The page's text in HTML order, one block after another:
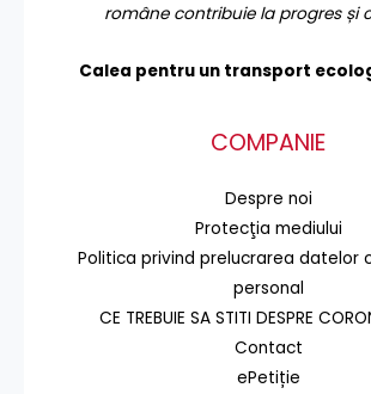
române contribuie la progres și
Calea pentru un transport
COMPANIE
Despre noi
Protecţia mediului
Politica privind prelucrarea datelor
personal
CE TREBUIE SA STITI DESPRE
Contact
ePetiție